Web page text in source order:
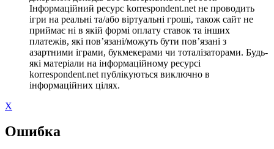
Інформаційний ресурс korrespondent.net не проводить
ігри на реальні та/або віртуальні гроші, також сайт не
приймає ні в якій формі оплату ставок та інших
платежів, які пов’язані/можуть бути пов’язані з
азартними іграми, букмекерами чи тоталізаторами. Будь-
які матеріали на інформаційному ресурсі
korrespondent.net публікуються виключно в
інформаційних цілях.
X
Ошибка